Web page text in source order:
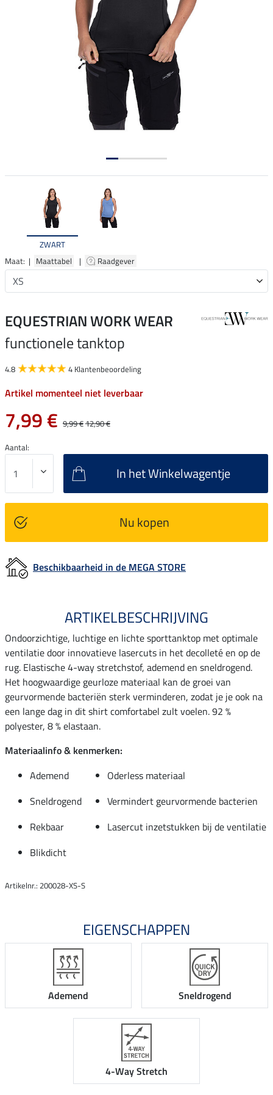
ZWART
Maat: | Maattabel | Raadgever
EQUESTRIAN WORK WEAR
functionele tanktop
4.8 4 Klantenbeoordeling
Artikel momenteel niet leverbaar
7,99 € 9,99 €12,90 €
Aantal:
In het Winkelwagentje
Nu kopen
Beschikbaarheid in de MEGA STORE
ARTIKELBESCHRIJVING
Ondoorzichtige, luchtige en lichte sporttanktop met optimale
ventilatie door innovatieve lasercuts in het decolleté en op de
rug. Elastische 4-way stretchstof, ademend en sneldrogend.
Het hoogwaardige geurloze materiaal kan de groei van
geurvormende bacteriën sterk verminderen, zodat je je ook na
een lange dag in dit shirt comfortabel zult voelen. 92 %
polyester, 8 % elastaan.
Materiaalinfo & kenmerken:
Ademend
Oderless materiaal
Sneldrogend
Vermindert geurvormende bacterien
Rekbaar
Lasercut inzetstukken bij de ventilatie
Blikdicht
Artikelnr.: 200028-XS-S
EIGENSCHAPPEN
Ademend Sneldrogend
4-Way Stretch